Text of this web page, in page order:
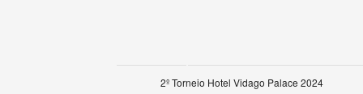
2º Torneio Hotel Vidago Palace 2024